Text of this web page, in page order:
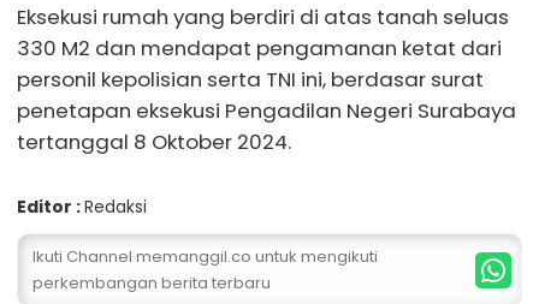
Eksekusi rumah yang berdiri di atas tanah seluas
330 M2 dan mendapat pengamanan ketat dari
personil kepolisian serta TNI ini, berdasar surat
penetapan eksekusi Pengadilan Negeri Surabaya
tertanggal 8 Oktober 2024.
Editor :Redaksi
Ikuti Channel memanggil.co untuk mengikuti
perkembangan berita terbaru